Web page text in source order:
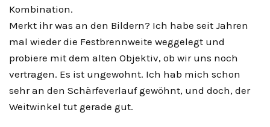
Kombination.
Merkt ihr was an den Bildern? Ich habe seit Jahren
mal wieder die Festbrennweite weggelegt und
probiere mit dem alten Objektiv, ob wir uns noch
vertragen. Es ist ungewohnt. Ich hab mich schon
sehr an den Schärfeverlauf gewöhnt, und doch, der
Weitwinkel tut gerade gut.